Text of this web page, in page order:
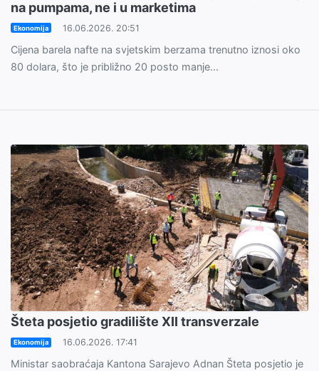
na pumpama, ne i u marketima
Ekonomija 16.06.2026. 20:51
Cijena barela nafte na svjetskim berzama trenutno iznosi oko
80 dolara, što je približno 20 posto manje...
Šteta posjetio gradilište XII transverzale
Ekonomija 16.06.2026. 17:41
Ministar saobraćaja Kantona Sarajevo Adnan Šteta posjetio je